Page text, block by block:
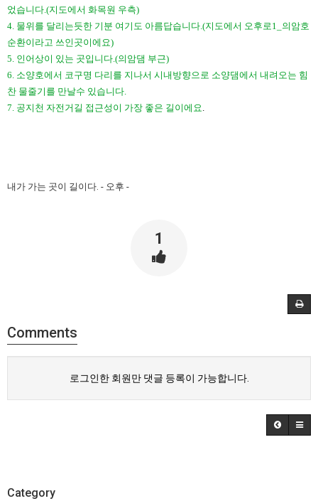
었습니다.(지도에서 화목원 우측)
4. 물위를 달리는듯한 기분 여기도 아름답습니다.(지도에서 오후로1_의암호
순환이라고 쓰인곳이에요)
5. 인어상이 있는 곳입니다.(의암댐 부근)
6. 소양호에서 코구명 다리를 지나서 시내방향으로 소양댐에서 내려오는 힘
찬 물줄기를 만날수 있습니다.
7. 공지천 자전거길 접근성이 가장 좋은 길이에요.
내가 가는 곳이 길이다. - 오후 -​
1
Comments
로그인한 회원만 댓글 등록이 가능합니다.
Category